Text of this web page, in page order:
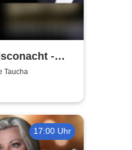
-
Taucha
17:00 Uhr